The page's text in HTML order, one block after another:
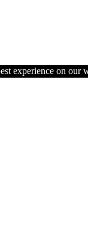
experience on